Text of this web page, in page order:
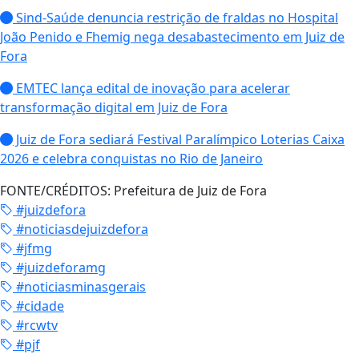
Sind-Saúde denuncia restrição de fraldas no Hospital
João Penido e Fhemig nega desabastecimento em Juiz de
Fora
EMTEC lança edital de inovação para acelerar
transformação digital em Juiz de Fora
Juiz de Fora sediará Festival Paralímpico Loterias Caixa
2026 e celebra conquistas no Rio de Janeiro
FONTE/CRÉDITOS: Prefeitura de Juiz de Fora
#juizdefora
#noticiasdejuizdefora
#jfmg
#juizdeforamg
#noticiasminasgerais
#cidade
#rcwtv
#pjf